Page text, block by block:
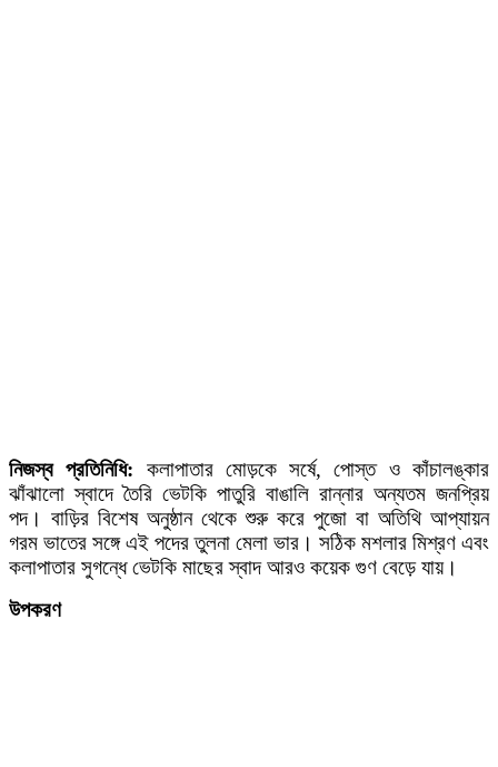
নিজস্ব প্রতিনিধি: কলাপাতার মোড়কে সর্ষে, পোস্ত ও কাঁচালঙ্কার
ঝাঁঝালো স্বাদে তৈরি ভেটকি পাতুরি বাঙালি রান্নার অন্যতম জনপ্রিয়
পদ। বাড়ির বিশেষ অনুষ্ঠান থেকে শুরু করে পুজো বা অতিথি আপ্যায়ন
গরম ভাতের সঙ্গে এই পদের তুলনা মেলা ভার। সঠিক মশলার মিশ্রণ এবং
কলাপাতার সুগন্ধে ভেটকি মাছের স্বাদ আরও কয়েক গুণ বেড়ে যায়।
উপকরণ